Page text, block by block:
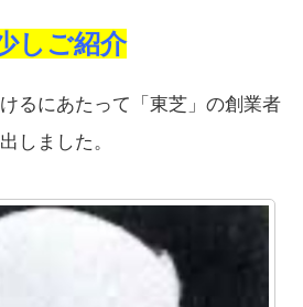
しご紹介
るにあたって「東芝」の創業者
しました。